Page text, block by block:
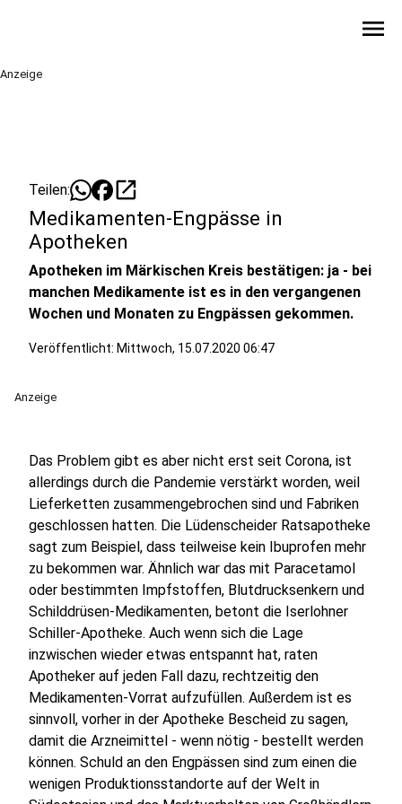
menu
Anzeige
Teilen: open_in_new
Medikamenten-Engpässe in
Apotheken
Apotheken im Märkischen Kreis bestätigen: ja - bei
manchen Medikamente ist es in den vergangenen
Wochen und Monaten zu Engpässen gekommen.
Veröffentlicht: Mittwoch, 15.07.2020 06:47
Anzeige
Das Problem gibt es aber nicht erst seit Corona, ist
allerdings durch die Pandemie verstärkt worden, weil
Lieferketten zusammengebrochen sind und Fabriken
geschlossen hatten. Die Lüdenscheider Ratsapotheke
sagt zum Beispiel, dass teilweise kein Ibuprofen mehr
zu bekommen war. Ähnlich war das mit Paracetamol
oder bestimmten Impfstoffen, Blutdrucksenkern und
Schilddrüsen-Medikamenten, betont die Iserlohner
Schiller-Apotheke. Auch wenn sich die Lage
inzwischen wieder etwas entspannt hat, raten
Apotheker auf jeden Fall dazu, rechtzeitig den
Medikamenten-Vorrat aufzufüllen. Außerdem ist es
sinnvoll, vorher in der Apotheke Bescheid zu sagen,
damit die Arzneimittel - wenn nötig - bestellt werden
können. Schuld an den Engpässen sind zum einen die
wenigen Produktionsstandorte auf der Welt in